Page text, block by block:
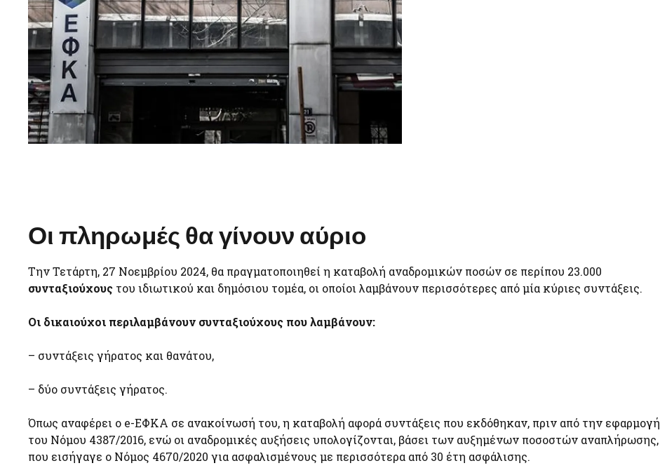
Οι πληρωμές θα γίνουν αύριο
Την Τετάρτη, 27 Νοεμβρίου 2024, θα πραγματοποιηθεί η καταβολή αναδρομικών ποσών σε περίπου 23.000
συνταξιούχους του ιδιωτικού και δημόσιου τομέα, οι οποίοι λαμβάνουν περισσότερες από μία κύριες συντάξεις.
Οι δικαιούχοι περιλαμβάνουν συνταξιούχους που λαμβάνουν:
– συντάξεις γήρατος και θανάτου,
– δύο συντάξεις γήρατος.
Όπως αναφέρει ο e-ΕΦΚΑ σε ανακοίνωσή του, η καταβολή αφορά συντάξεις που εκδόθηκαν, πριν από την εφαρμογή
του Νόμου 4387/2016, ενώ οι αναδρομικές αυξήσεις υπολογίζονται, βάσει των αυξημένων ποσοστών αναπλήρωσης,
που εισήγαγε ο Νόμος 4670/2020 για ασφαλισμένους με περισσότερα από 30 έτη ασφάλισης.